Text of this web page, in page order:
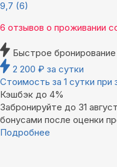
9,7 (6)
6 отзывов о проживании
Быстрое бронирование
2 200 ₽ за сутки
Стоимость за 1 сутки при
Кэшбэк до 4%
Забронируйте до 31
бонусами после оценки
Подробнее